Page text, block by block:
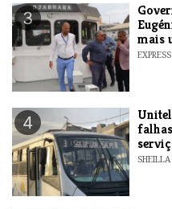
3
mais
4
SHEILLA